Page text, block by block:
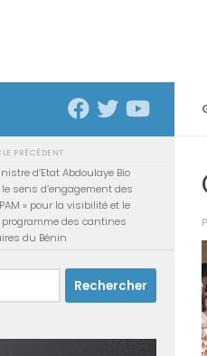
PRÉCÉDENT
d’Etat Abdoulaye Bio
sens d’engagement des
» pour la visibilité et le
des cantines
du Bénin